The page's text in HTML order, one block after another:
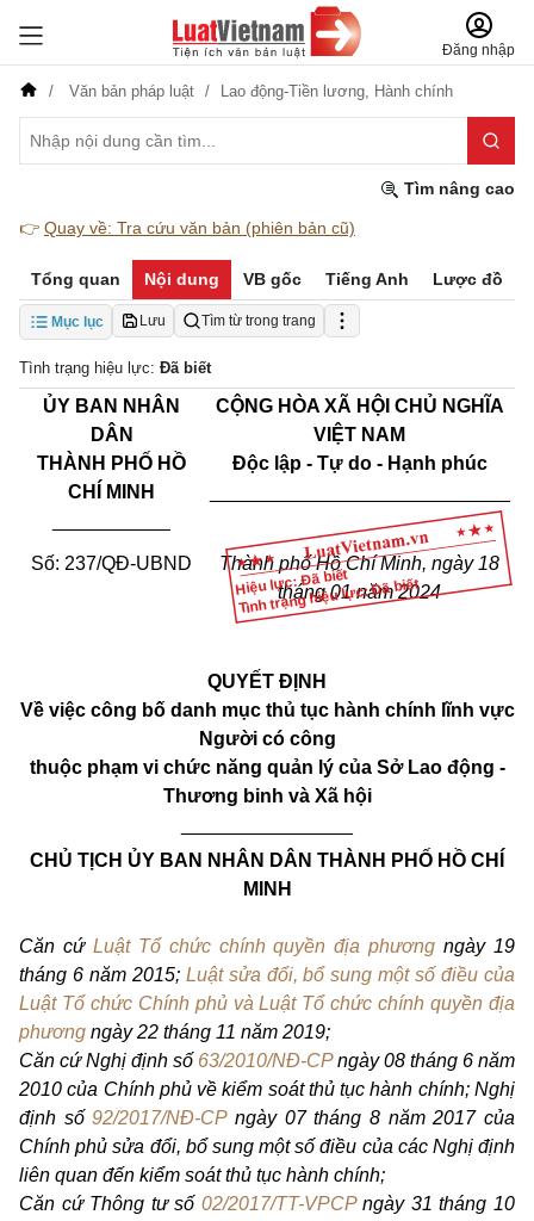
Đăng nhập
Văn bản pháp luật Lao động-Tiền lương, Hành chính
Tìm nâng cao
👉 Quay về: Tra cứu văn bản (phiên bản cũ)
Tổng quan Nội dung VB gốc Tiếng Anh Lược đồ
Mục lục Lưu Tìm từ trong trang
Tình trạng hiệu lực: Đã biết
Hiệu lực: Đã biết
Tình trạng hiệu lực: Đã biết
ỦY BAN NHÂN
DÂN
THÀNH PHỐ HỒ
CHÍ MINH
CỘNG HÒA XÃ HỘI CHỦ NGHĨA
VIỆT NAM
Độc lập - Tự do - Hạnh phúc
Số: 237/QĐ-UBND
Thành phố Hồ Chí Minh, ngày 18
tháng 01 năm 2024
QUYẾT ĐỊNH
Về việc công bố danh mục thủ tục hành chính lĩnh vực
Người có công
thuộc phạm vi chức năng quản lý của Sở Lao động -
Thương binh và Xã hội
CHỦ TỊCH ỦY BAN NHÂN DÂN THÀNH PHỐ HỒ CHÍ
MINH
Căn cứ Luật Tổ chức chính quyền địa phươngngày 19
tháng 6 năm 2015;Luật sửa đổi, bổ sung một số điều của
Luật Tổ chức Chính phủ và Luật Tổ chức chính quyền địa
phương ngày 22 tháng 11 năm 2019;
Căn cứ Nghị định số 63/2010/NĐ-CPngày 08 tháng 6 năm
2010 của Chính phủ về kiểm soát thủ tục hành chính; Nghị
định số92/2017/NĐ-CPngày 07 tháng 8 năm 2017 của
Chính phủ sửa đổi, bổ sung một số điều của các Nghị định
liên quan đến kiểm soát thủ tục hành chính;
Căn cứ Thông tư số 02/2017/TT-VPCPngày 31 tháng 10